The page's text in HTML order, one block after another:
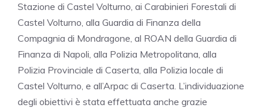
Stazione di Castel Volturno, ai Carabinieri Forestali di
Castel Volturno, alla Guardia di Finanza della
Compagnia di Mondragone, al ROAN della Guardia di
Finanza di Napoli, alla Polizia Metropolitana, alla
Polizia Provinciale di Caserta, alla Polizia locale di
Castel Volturno, e all’Arpac di Caserta. L’individuazione
degli obiettivi è stata effettuata anche grazie